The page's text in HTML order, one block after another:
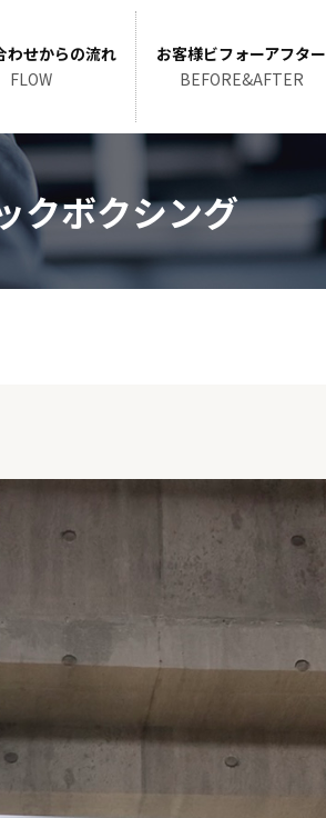
わせからの流れ
FLOW
お客様ビフォーアフター
BEFORE&AFTER
クボクシング